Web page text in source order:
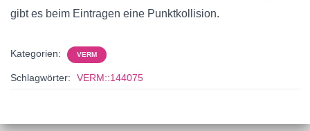
gibt es beim Eintragen eine Punktkollision.
Kategorien: VERM
Schlagwörter: VERM::144075